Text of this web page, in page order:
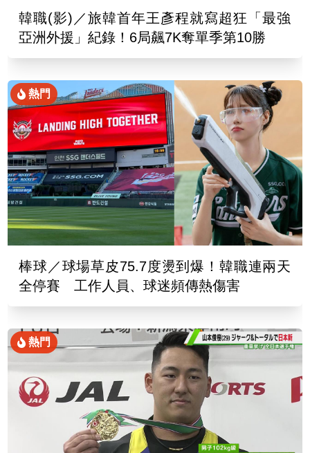
韓職(影)／旅韓首年王彥程就寫超狂「最強
亞洲外援」紀錄！6局飆7K奪單季第10勝
熱門
棒球／球場草皮75.7度燙到爆！韓職連兩天
全停賽 工作人員、球迷頻傳熱傷害
熱門